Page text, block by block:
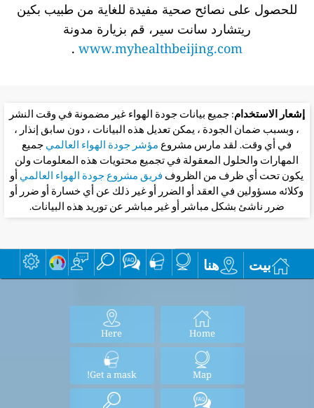
للحصول على نصائح صحية مفيدة للغاية من طبيب بكين
ريتشارد سانت سير، قم بزيارة مدونة
www.myhealthbeijing.com
.
إشعار الاستخدام: جميع بيانات جودة الهواء غير مضمونة في وقت النشر
، وبسبب ضمان الجودة ، يمكن تعديل هذه البيانات ، دون سابق إنذار ،
في أي وقت. لقد مارس مشروعمؤشر جودة الهواء العالميجميع
المهارات والحلول المعقولة في تجميع محتويات هذه المعلومات ولن
يكون تحت أي ظرف من الظروففريق مشروع جودة الهواء العالميأو
وكلائه مسؤولين في العقد أو الضرر أو غير ذلك عن أي خسارة أو ضرر أو
ضرر ناشئ بشكل مباشر أو غير مباشر عن توريد هذه البيانات.
بيت هنا
Home
Here
Map
Get a mask!